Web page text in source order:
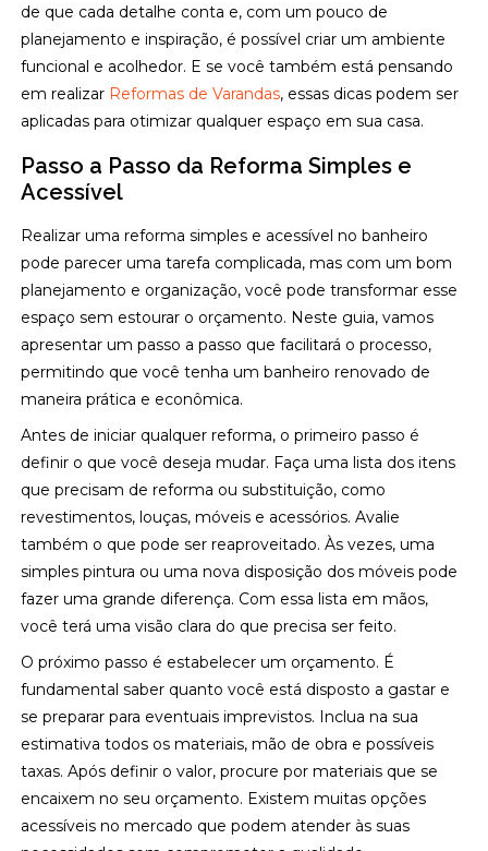
de que cada detalhe conta e, com um pouco de
planejamento e inspiração, é possível criar um ambiente
funcional e acolhedor. E se você também está pensando
em realizar Reformas de Varandas, essas dicas podem ser
aplicadas para otimizar qualquer espaço em sua casa.
Passo a Passo da Reforma Simples e
Acessível
Realizar uma reforma simples e acessível no banheiro
pode parecer uma tarefa complicada, mas com um bom
planejamento e organização, você pode transformar esse
espaço sem estourar o orçamento. Neste guia, vamos
apresentar um passo a passo que facilitará o processo,
permitindo que você tenha um banheiro renovado de
maneira prática e econômica.
Antes de iniciar qualquer reforma, o primeiro passo é
definir o que você deseja mudar. Faça uma lista dos itens
que precisam de reforma ou substituição, como
revestimentos, louças, móveis e acessórios. Avalie
também o que pode ser reaproveitado. Às vezes, uma
simples pintura ou uma nova disposição dos móveis pode
fazer uma grande diferença. Com essa lista em mãos,
você terá uma visão clara do que precisa ser feito.
O próximo passo é estabelecer um orçamento. É
fundamental saber quanto você está disposto a gastar e
se preparar para eventuais imprevistos. Inclua na sua
estimativa todos os materiais, mão de obra e possíveis
taxas. Após definir o valor, procure por materiais que se
encaixem no seu orçamento. Existem muitas opções
acessíveis no mercado que podem atender às suas